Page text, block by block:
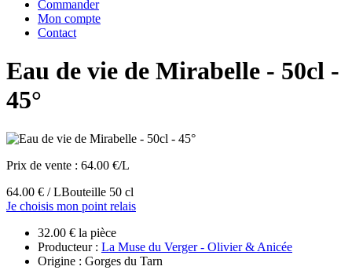
Commander
Mon compte
Contact
Eau de vie de Mirabelle - 50cl -
45°
Prix de vente : 64.00 €/L
64.00 € / LBouteille 50 cl
Je choisis mon point relais
32.00 € la pièce
Producteur : La Muse du Verger - Olivier & Anicée
Origine : Gorges du Tarn